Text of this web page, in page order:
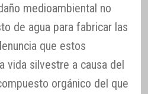
medioambiental no
de agua para fabricar las
que estos
vida silvestre a causa del
orgánico del que